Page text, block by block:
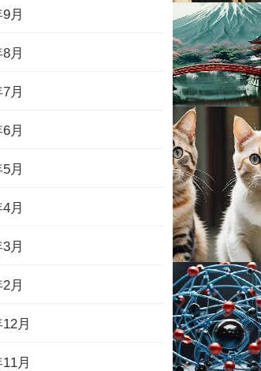
月
月
月
月
月
月
月
月
月
月